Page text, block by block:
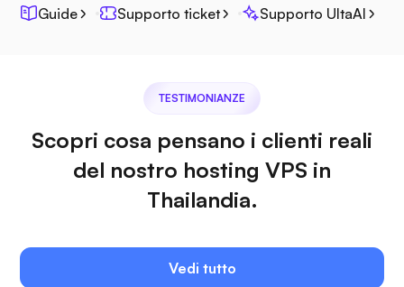
Fotoprisma
Jitsi
Guide
Supporto ticket Supporto UltaAI
TESTIMONIANZE
Scopri cosa pensano i clienti reali
del nostro hosting VPS in
Thailandia.
Vedi tutto